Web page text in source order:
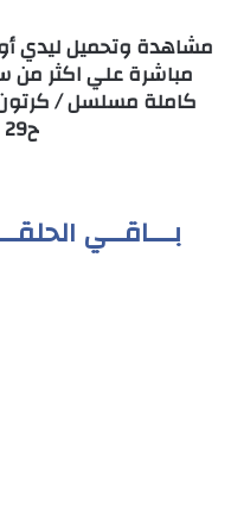
ح29 بجودة عالية
بـــاقــي